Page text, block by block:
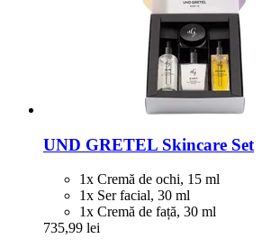
UND GRETEL Skincare Set
1x Cremă de ochi, 15 ml
1x Ser facial, 30 ml
1x Cremă de față, 30 ml
735,99 lei